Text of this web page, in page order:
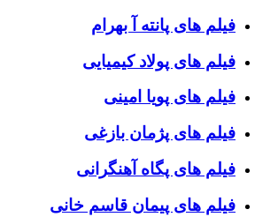
فیلم های پانته آ بهرام
فیلم های پولاد کیمیایی
فیلم های پویا امینی
فیلم های پژمان بازغی
فیلم های پگاه آهنگرانی
فیلم های پیمان قاسم خانی